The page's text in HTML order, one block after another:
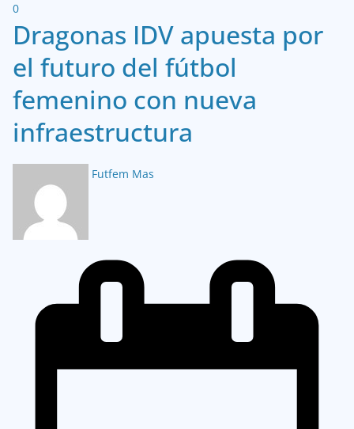
0
Dragonas IDV apuesta por
el futuro del fútbol
femenino con nueva
infraestructura
Futfem Mas